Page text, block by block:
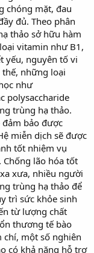
chóng mặt, đau
đủ. Theo phân
thảo sở hữu hàm
vitamin như B1,
yếu, nguyên tố vi
những loại
như
polysaccharide
trùng hạ thảo.
bảo được
miễn dịch sẽ được
tốt nhiệm vụ
lão hóa tốt
xưa, nhiều người
trùng hạ thảo để
trì sức khỏe sinh
từ lượng chất
thương tế bào
chí, một số nghiên
có khả năng hỗ trợ